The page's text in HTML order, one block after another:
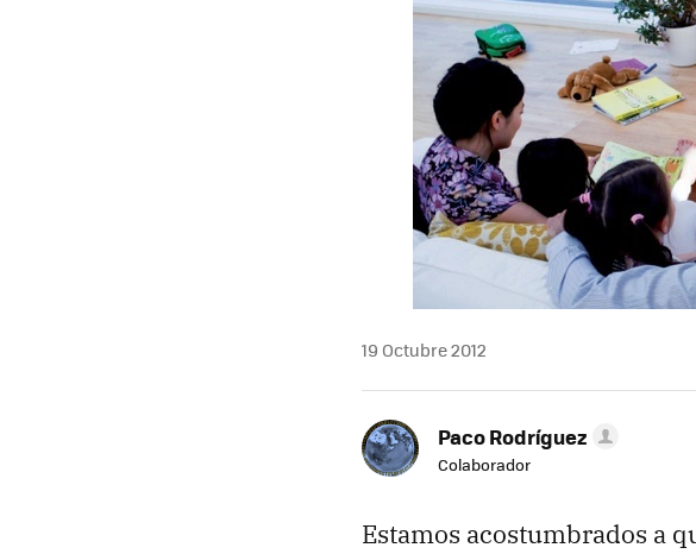
19 Octubre 2012
Paco Rodríguez
Colaborador
Estamos acostumbrados a